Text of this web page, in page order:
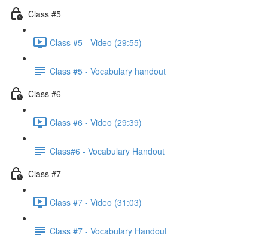
Class #5
Class #5 - Video (29:55)
Class #5 - Vocabulary handout
Class #6
Class #6 - Video (29:39)
Class#6 - Vocabulary Handout
Class #7
Class #7 - Video (31:03)
Class #7 - Vocabulary Handout